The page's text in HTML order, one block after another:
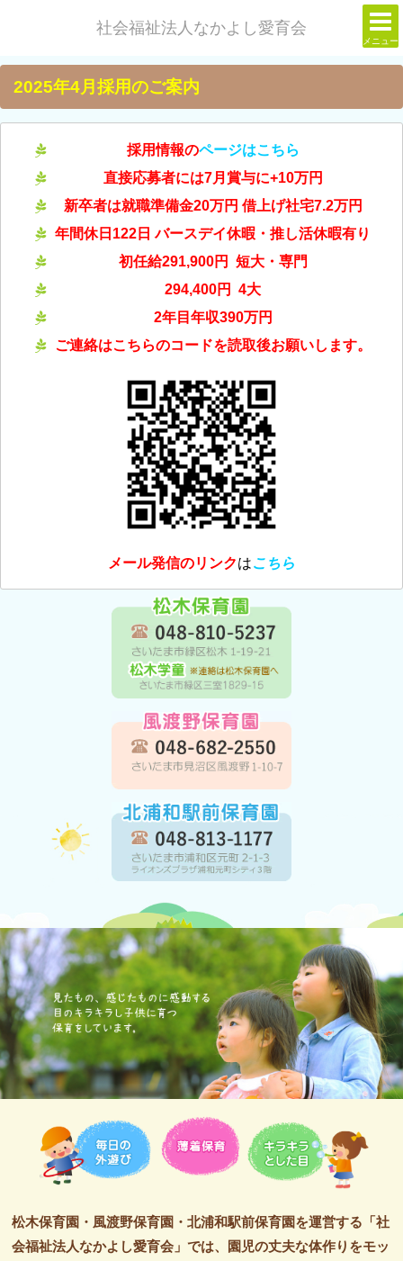
メニュー
社会福祉法人なかよし愛育会
2025年4月採用のご案内
採用情報のページはこちら
直接応募者には7月賞与に+10万円
新卒者は就職準備金20万円 借上げ社宅7.2万円
年間休日122日 バースデイ休暇・推し活休暇有り
初任給291,900円 短大・専門
294,400円 4大
2年目年収390万円
ご連絡はこちらのコードを読取後お願いします。
メール発信のリンクはこちら
松木保育園・風渡野保育園・北浦和駅前保育園を運営する 「社
会福祉法人なかよし愛育会」では、園児の丈夫な体作りをモッ